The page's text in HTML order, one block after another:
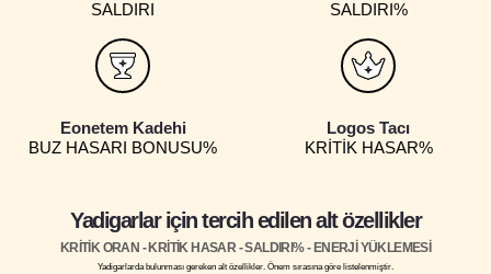
SALDIRI
SALDIRI%
Eonetem Kadehi
BUZ HASARI BONUSU%
Logos Tacı
KRİTİK HASAR%
Yadigarlar için tercih edilen alt özellikler
KRİTİK ORAN - KRİTİK HASAR - SALDIRI% - ENERJİ YÜKLEMESİ
Yadigarlarda bulunması gereken alt özellikler. Önem sırasına göre listelenmiştir.